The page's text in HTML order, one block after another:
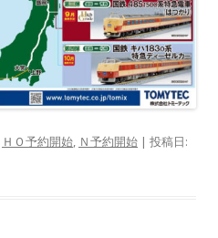
ＨＯ予約開始, Ｎ予約開始 | 投稿日: